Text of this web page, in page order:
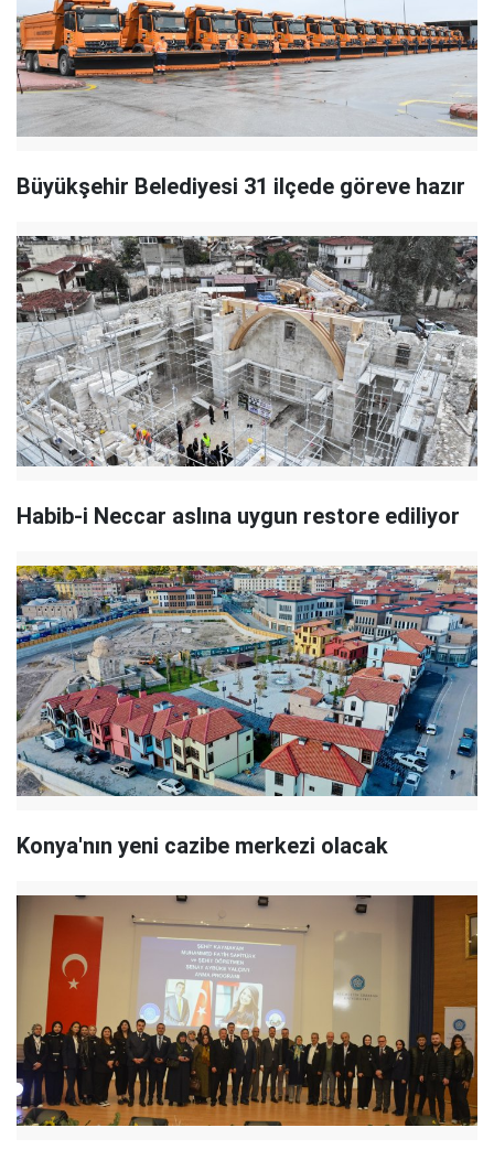
Büyükşehir Belediyesi 31 ilçede göreve hazır
Habib-i Neccar aslına uygun restore ediliyor
Konya'nın yeni cazibe merkezi olacak